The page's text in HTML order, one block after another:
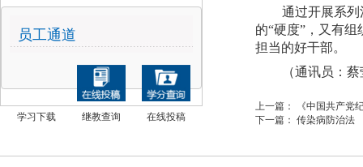
员工通道
学习下载 继教查询 在线投稿
通过开展系列
的“硬度”，又有组
担当的好干部。
（通讯员：蔡
上一篇：
《中国共产党
下一篇： 传染病防治法